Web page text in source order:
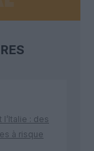
: des
à risque